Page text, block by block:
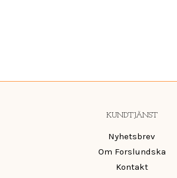
KUNDTJÄNST
Nyhetsbrev
Om Forslundska
Kontakt